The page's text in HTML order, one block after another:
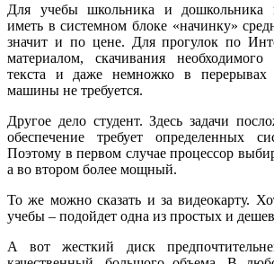
Для учебы школьника и дошкольника
иметь в системном блоке «начинку»
значит и по цене. Для прогулок по
материалом, скачивания необходимого
текста и даже немножко в перерывах
машины не требуется.
Другое дело студент. Здесь задачи
обеспечение требует определенных
Поэтому в первом случае процессор
а во втором более мощный.
То же можно сказать и за видеокарту.
учебы – подойдет одна из простых и
А вот жесткий диск